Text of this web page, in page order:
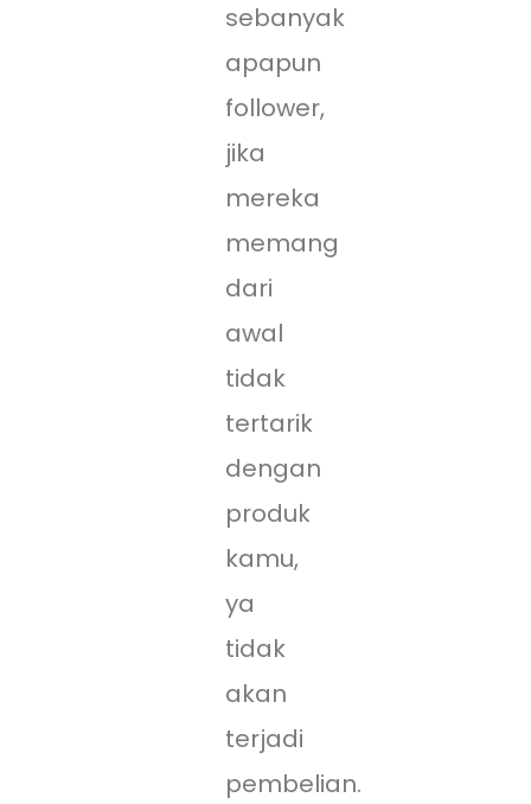
sebanyak
apapun
follower,
jika
mereka
memang
dari
awal
tidak
tertarik
dengan
produk
kamu,
ya
tidak
akan
terjadi
pembelian.